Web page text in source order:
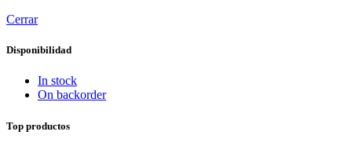
Cerrar
Disponibilidad
In stock
On backorder
Top productos